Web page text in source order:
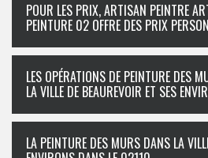
POUR LES PRIX, ARTISAN PEINTRE
PEINTURE 02 OFFRE DES PRIX
LES OPÉRATIONS DE PEINTURE DES
LA VILLE DE BEAUREVOIR ET SES
LA PEINTURE DES MURS DANS LA